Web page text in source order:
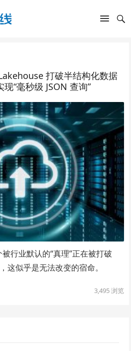
打破半结构化数据
“毫秒级 JSON 查询”
行业默认的“真理”正在被打破
似乎是无法改变的宿命。
3,495浏览